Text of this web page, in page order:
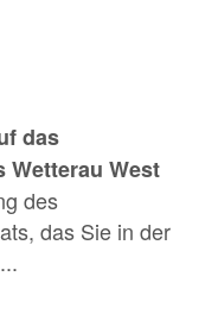
das
Wetterau West
des
das Sie in der